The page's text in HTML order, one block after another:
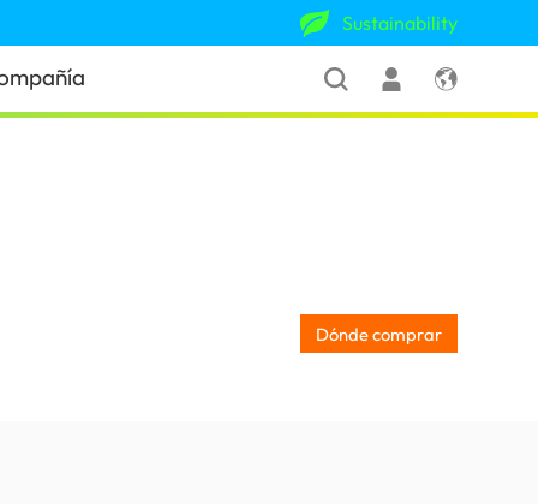
Sustainability
Dónde comprar